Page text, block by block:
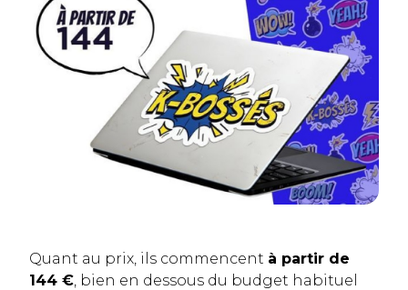
Quant au prix, ils commencent à partir de
144 € , bien en dessous du budget habituel